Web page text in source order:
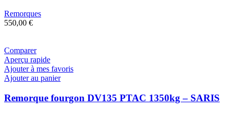
Remorques
550,00 €
Comparer
Aperçu rapide
Ajouter à mes favoris
Ajouter au panier
Remorque fourgon DV135 PTAC 1350kg – SARIS